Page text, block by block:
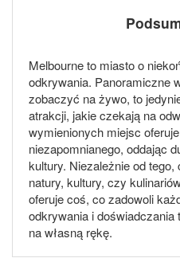
Melbourne to miasto o
odkrywania. Panoramiczne
zobaczyć na żywo, to
atrakcji, jakie czekają na
wymienionych miejsc
niezapomnianego, oddając
kultury. Niezależnie od
natury, kultury, czy
oferuje coś, co zadowoli
odkrywania i
na własną rękę.